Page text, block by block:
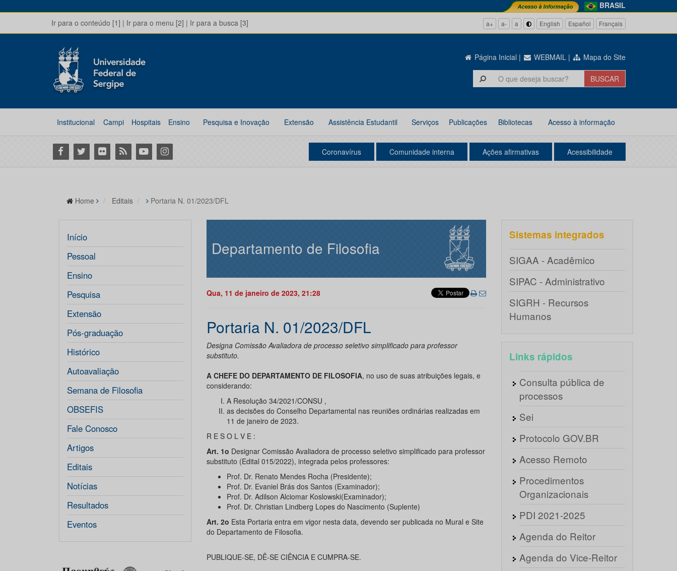
BRASIL
Ir para o conteúdo [1] | Ir para o menu [2] | Ir para a busca [3] a+ a- a English Español Français
Página Inicial | WEBMAIL | Mapa do Site
Institucional Campi Hospitais Ensino Pesquisa e Inovação Extensão Assistência Estudantil Serviços Publicações Bibliotecas Acesso à informação
Facebook
Twitter Flickr RSS YoutubeInstagram Coronavírus Comunidade interna Ações afirmativas Acessibilidade
Home Editais Portaria N. 01/2023/DFL
Início
Pessoal
Ensino
Pesquisa
Extensão
Pós-graduação
Histórico
Autoavaliação
Semana de Filosofia
OBSEFIS
Fale Conosco
Artigos
Editais
Notícias
Resultados
Eventos
Departamento de Filosofia
Qua, 11 de janeiro de 2023, 21:28
Portaria N. 01/2023/DFL
Designa Comissão Avaliadora de processo seletivo simplificado para professor
substituto.
A CHEFE DO DEPARTAMENTO DE FILOSOFIA, no uso de suas atribuições legais, e
considerando:
A Resolução 34/2021/CONSU ,
as decisões do Conselho Departamental nas reuniões ordinárias realizadas em
11 de janeiro de 2023.
R E S O L V E :
Art. 1o Designar Comissão Avaliadora de processo seletivo simplificado para professor
substituto (Edital 015/2022), integrada pelos professores:
Prof. Dr. Renato Mendes Rocha (Presidente);
Prof. Dr. Evaniel Brás dos Santos (Examinador);
Prof. Dr. Adilson Alciomar Koslowski(Examinador);
Prof. Dr. Christian Lindberg Lopes do Nascimento (Suplente)
Art. 2o Esta Portaria entra em vigor nesta data, devendo ser publicada no Mural e Site
do Departamento de Filosofia.
PUBLIQUE-SE, DÊ-SE CIÊNCIA E CUMPRA-SE.
Sistemas integrados
SIGAA - Acadêmico
SIPAC - Administrativo
SIGRH - Recursos
Humanos
Links rápidos
Consulta pública de
processos
Sei
Protocolo GOV.BR
Acesso Remoto
Procedimentos
Organizacionais
PDI 2021-2025
Agenda do Reitor
Agenda do Vice-Reitor